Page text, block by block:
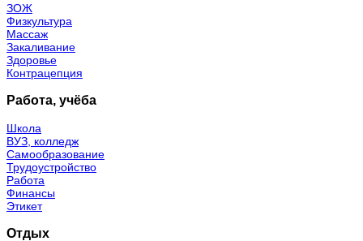
ЗОЖ
Физкультура
Массаж
Закаливание
Здоровье
Контрацепция
Работа, учёба
Школа
ВУЗ, колледж
Самообразование
Трудоустройство
Работа
Финансы
Этикет
Отдых